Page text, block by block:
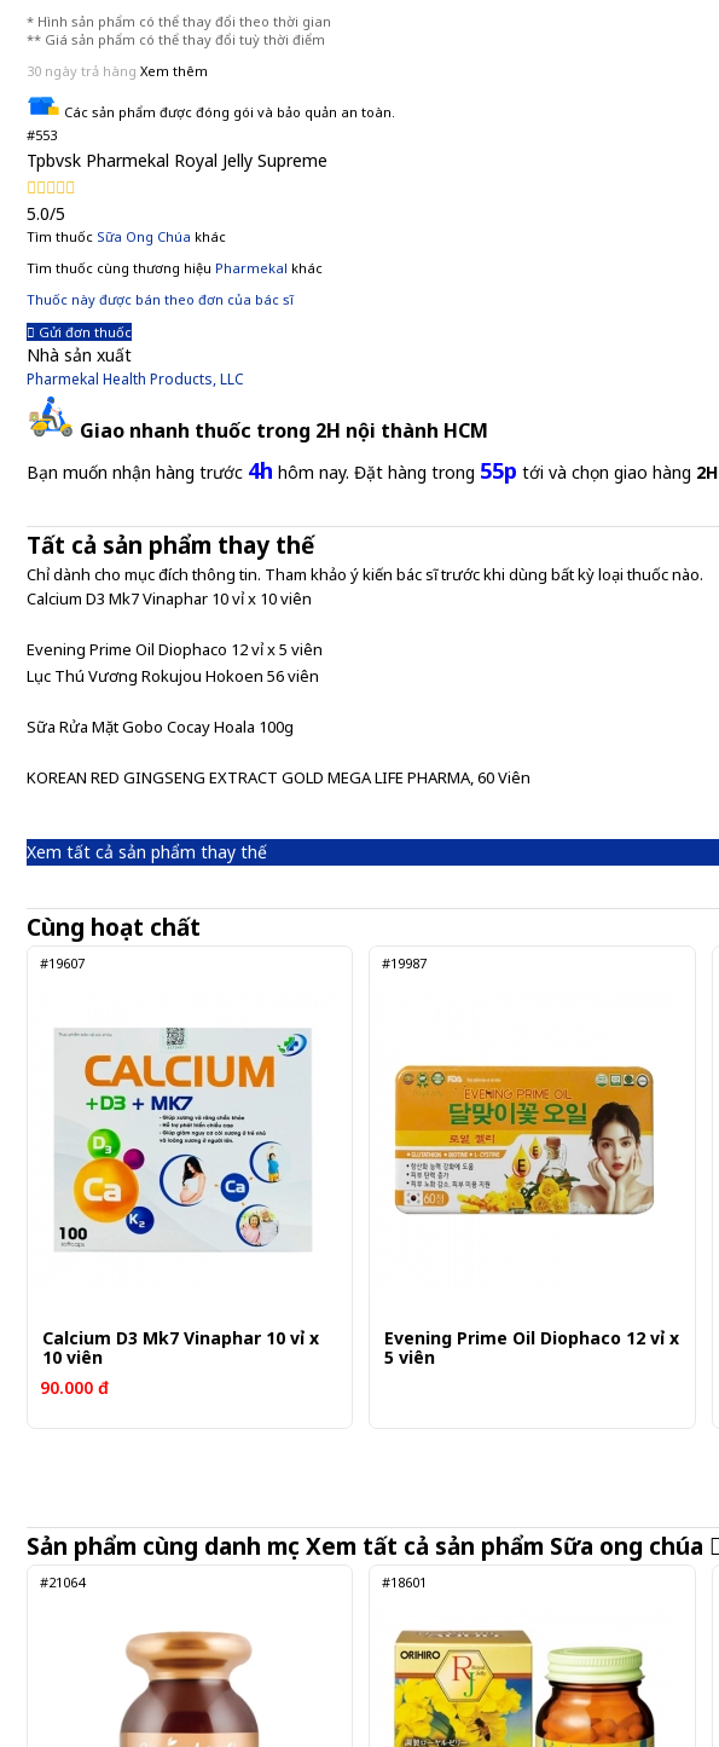
* Hình sản phẩm có thể thay đổi theo thời gian
** Giá sản phẩm có thể thay đổi tuỳ thời điểm
30 ngày trả hàng Xem thêm
Các sản phẩm được đóng gói và bảo quản an toàn.
#553
Tpbvsk Pharmekal Royal Jelly Supreme
5.0/5
Tìm thuốc Sữa Ong Chúa khác
Tìm thuốc cùng thương hiệu Pharmekal khác
Thuốc này được bán theo đơn của bác sĩ
Gửi đơn thuốc
Nhà sản xuất
Pharmekal Health Products, LLC
Giao nhanh thuốc trong 2H nội thành HCM
Bạn muốn nhận hàng trước 4h hôm nay. Đặt hàng trong 55p tới và chọn giao hàng 2H
Tất cả sản phẩm thay thế
Chỉ dành cho mục đích thông tin. Tham khảo ý kiến bác sĩ trước khi dùng bất kỳ loại thuốc nào.
Calcium D3 Mk7 Vinaphar 10 vỉ x 10 viên
Evening Prime Oil Diophaco 12 vỉ x 5 viên
Lục Thú Vương Rokujou Hokoen 56 viên
Sữa Rửa Mặt Gobo Cocay Hoala 100g
KOREAN RED GINGSENG EXTRACT GOLD MEGA LIFE PHARMA, 60 Viên
Xem tất cả sản phẩm thay thế
Cùng hoạt chất
#19607
Calcium D3 Mk7 Vinaphar 10 vỉ x
10 viên
90.000 đ
#19987
Evening Prime Oil Diophaco 12 vỉ x
5 viên
Sản phẩm cùng danh mục Xem tất cả sản phẩm Sữa ong chúa
#21064 #18601